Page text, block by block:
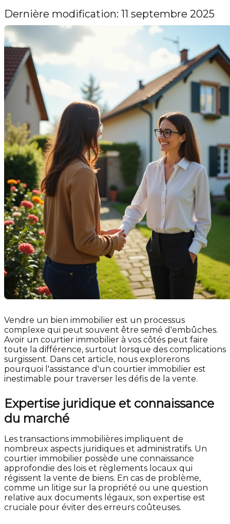
Dernière modification: 11 septembre 2025
Vendre un bien immobilier est un processus
complexe qui peut souvent être semé d'embûches.
Avoir un courtier immobilier à vos côtés peut faire
toute la différence, surtout lorsque des complications
surgissent. Dans cet article, nous explorerons
pourquoi l'assistance d'un courtier immobilier est
inestimable pour traverser les défis de la vente.
Expertise juridique et connaissance
du marché
Les transactions immobilières impliquent de
nombreux aspects juridiques et administratifs. Un
courtier immobilier possède une connaissance
approfondie des lois et règlements locaux qui
régissent la vente de biens. En cas de problème,
comme un litige sur la propriété ou une question
relative aux documents légaux, son expertise est
cruciale pour éviter des erreurs coûteuses.